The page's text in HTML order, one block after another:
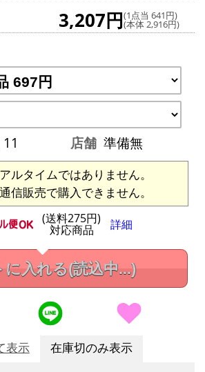
3,207円(1点当 641円)
(本体 2,916円)
11 店舗 準備無
ルタイムではありません。
信販売で購入できません。
(送料275円)
対応商品 詳細
に入れる(読込中...)
表示 在庫切のみ表示